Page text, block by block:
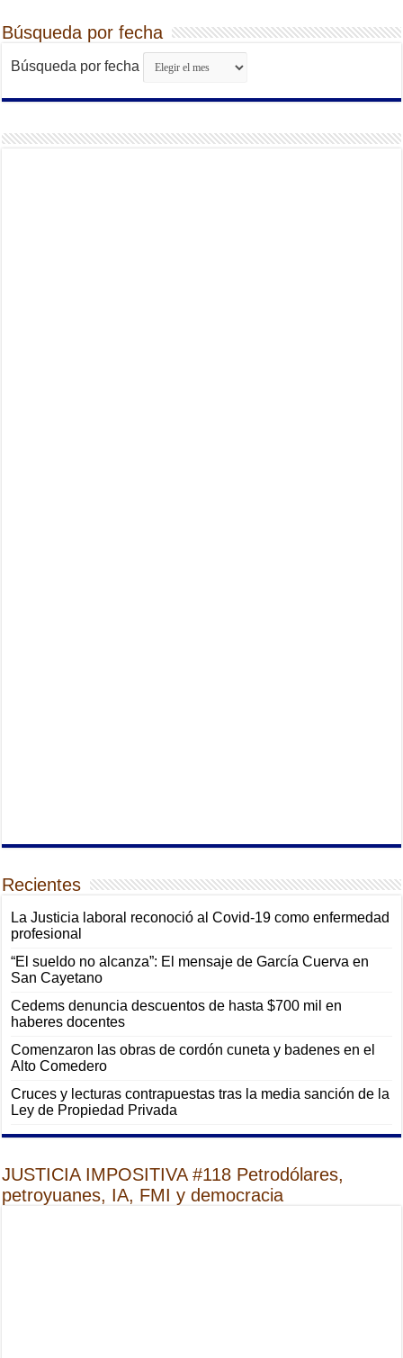
Búsqueda por fecha
Búsqueda por fecha
Recientes
La Justicia laboral reconoció al Covid-19 como enfermedad
profesional
“El sueldo no alcanza”: El mensaje de García Cuerva en
San Cayetano
Cedems denuncia descuentos de hasta $700 mil en
haberes docentes
Comenzaron las obras de cordón cuneta y badenes en el
Alto Comedero
Cruces y lecturas contrapuestas tras la media sanción de la
Ley de Propiedad Privada
JUSTICIA IMPOSITIVA #118 Petrodólares,
petroyuanes, IA, FMI y democracia